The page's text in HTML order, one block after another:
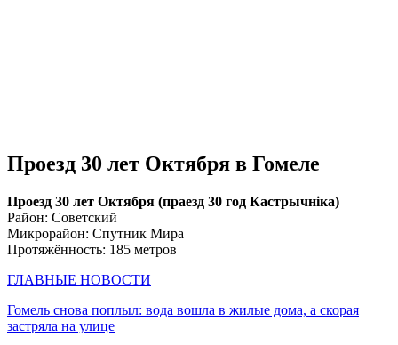
Проезд 30 лет Октября в Гомеле
Проезд 30 лет Октября (праезд 30 год Кастрычніка)
Район: Советский
Микрорайон: Спутник Мира
Протяжённость: 185 метров
ГЛАВНЫЕ НОВОСТИ
Гомель снова поплыл: вода вошла в жилые дома, а скорая
застряла на улице